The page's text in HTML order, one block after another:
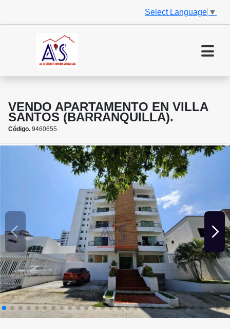
Select Language ▼
VENDO APARTAMENTO EN VILLA
SANTOS (BARRANQUILLA).
Código. 9460655